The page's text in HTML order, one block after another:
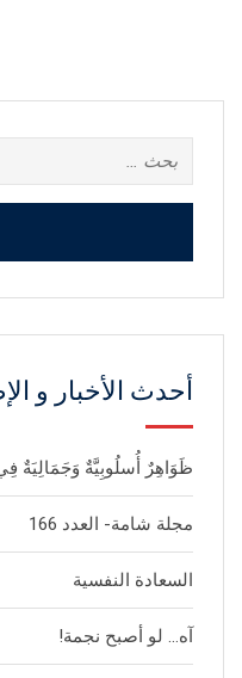
عن:
أحدث الأخبار و
ظَوَاهِرٌ أُسلُوبِيَّةٌ وَجَمَالِيَةٌ
مجلة شامة- العدد 166
السعادة النفسية
آه… لو أصبح نجمة!